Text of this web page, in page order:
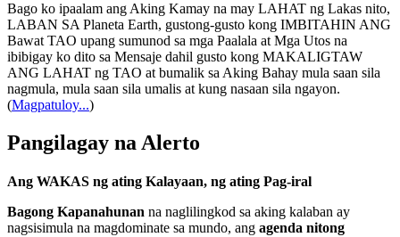
Bago ko ipaalam ang Aking Kamay na may LAHAT ng Lakas nito,
LABAN SA Planeta Earth, gustong-gusto kong IMBITAHIN ANG
Bawat TAO upang sumunod sa mga Paalala at Mga Utos na
ibibigay ko dito sa Mensaje dahil gusto kong MAKALIGTAW
ANG LAHAT ng TAO at bumalik sa Aking Bahay mula saan sila
nagmula, mula saan sila umalis at kung nasaan sila ngayon.
(Magpatuloy...)
Pangilagay na Alerto
Ang WAKAS ng ating Kalayaan, ng ating Pag-iral
Bagong Kapanahunan na naglilingkod sa aking kalaban ay
nagsisimula na magdominate sa mundo, ang agenda nitong